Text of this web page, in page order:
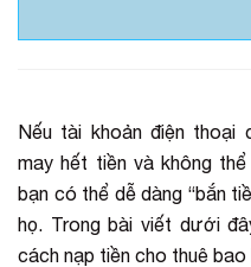
Nếu tài khoản điện thoại
may hết tiền và không
bạn có thể dễ dàng “bắn
họ. Trong bài viết dưới
cách nạp tiền cho thuê